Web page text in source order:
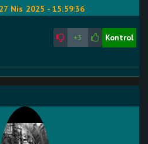
27 Nis 2025 - 15:59:36
+3 Kontrol